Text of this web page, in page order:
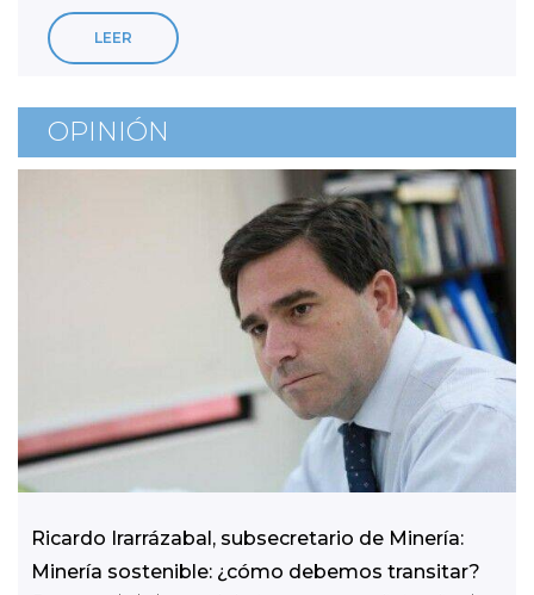
LEER
OPINIÓN
Ricardo Irarrázabal, subsecretario de Minería:
Minería sostenible: ¿cómo debemos transitar?